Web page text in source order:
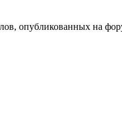
опубликованных на